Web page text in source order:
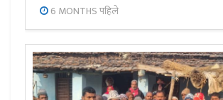
6 MONTHS पहिले